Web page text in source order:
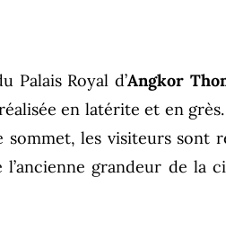
Palais Royal d’Angkor
en latérite et en
les visiteurs sont
grandeur de la